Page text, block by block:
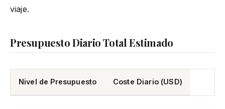
viaje.
Presupuesto Diario Total Estimado
Nivel de Presupuesto Coste Diario (USD)